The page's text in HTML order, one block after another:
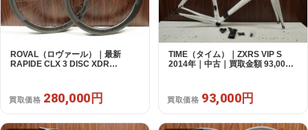
ROVAL（ロヴァール）｜最新
RAPIDE CLX 3 DISC XDR
買取価格 280,000円
TIME（タイム）｜ZXRS VIP S
2014年｜中古｜買取金額 93,000
買取価格 93,000円